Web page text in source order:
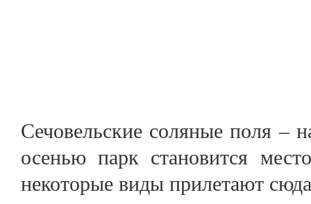
Сечовельские соляные поля –
осенью парк становится
некоторые виды прилетают